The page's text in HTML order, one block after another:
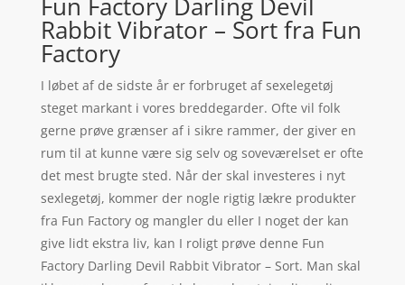
Rabbit Vibrator – Sort fra Fun
Factory
I løbet af de sidste år er forbruget af sexelegetøj
steget markant i vores breddegarder. Ofte vil folk
gerne prøve grænser af i sikre rammer, der giver en
rum til at kunne være sig selv og soveværelset er ofte
det mest brugte sted. Når der skal investeres i nyt
sexlegetøj, kommer der nogle rigtig lækre produkter
fra Fun Factory og mangler du eller I noget der kan
give lidt ekstra liv, kan I roligt prøve denne Fun
Factory Darling Devil Rabbit Vibrator – Sort. Man skal